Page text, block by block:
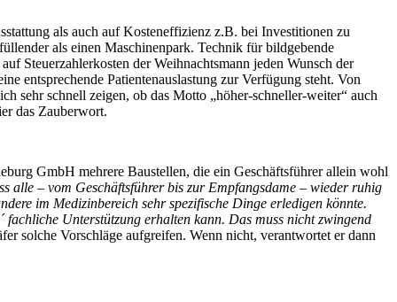
als auch auf Kosteneffizienz z.B. bei Investitionen zu
als einen Maschinenpark. Technik für bildgebende
Steuerzahlerkosten der Weihnachtsmann jeden Wunsch der
entsprechende Patientenauslastung zur Verfügung steht. Von
sehr schnell zeigen, ob das Motto „höher-schneller-weiter“ auch
das Zauberwort.
GmbH mehrere Baustellen, die ein Geschäftsführer allein wohl
alle – vom Geschäftsführer bis zur Empfangsdame – wieder ruhig
im Medizinbereich sehr spezifische Dinge erledigen könnte.
Unterstützung erhalten kann. Das muss nicht zwingend
solche Vorschläge aufgreifen. Wenn nicht, verantwortet er dann